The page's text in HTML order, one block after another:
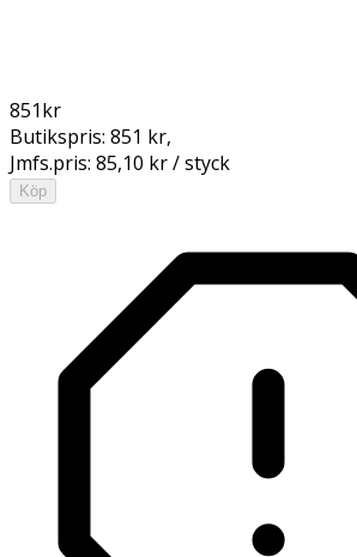
851kr
Butikspris: 851 kr,
Jmfs.pris: 85,10 kr / styck
Köp